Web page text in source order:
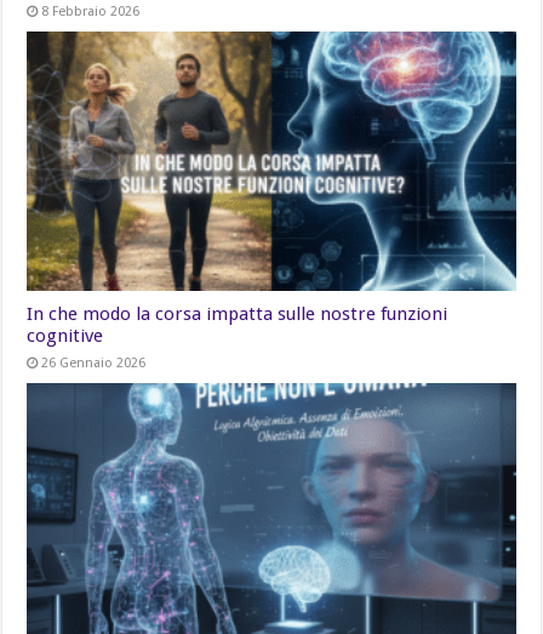
8 Febbraio 2026
In che modo la corsa impatta sulle nostre funzioni
cognitive
26 Gennaio 2026